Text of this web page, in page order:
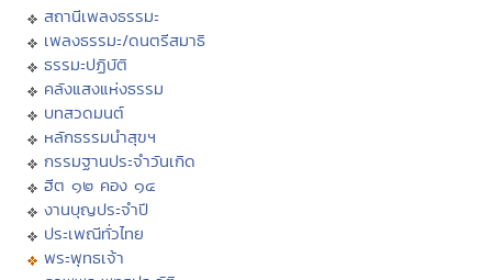
สถานีเพลงธรรมะ
เพลงธรรมะ/ดนตรีสมาธิ
ธรรมะปฏิบัติ
คลังแสงแห่งธรรม
บทสวดมนต์
หลักธรรมนำสุขฯ
กรรมฐานประจำวันเกิด
ฮีต ๑๒ คอง ๑๔
งานบุญประจำปี
ประเพณีทั่วไทย
พระพุทธเจ้า